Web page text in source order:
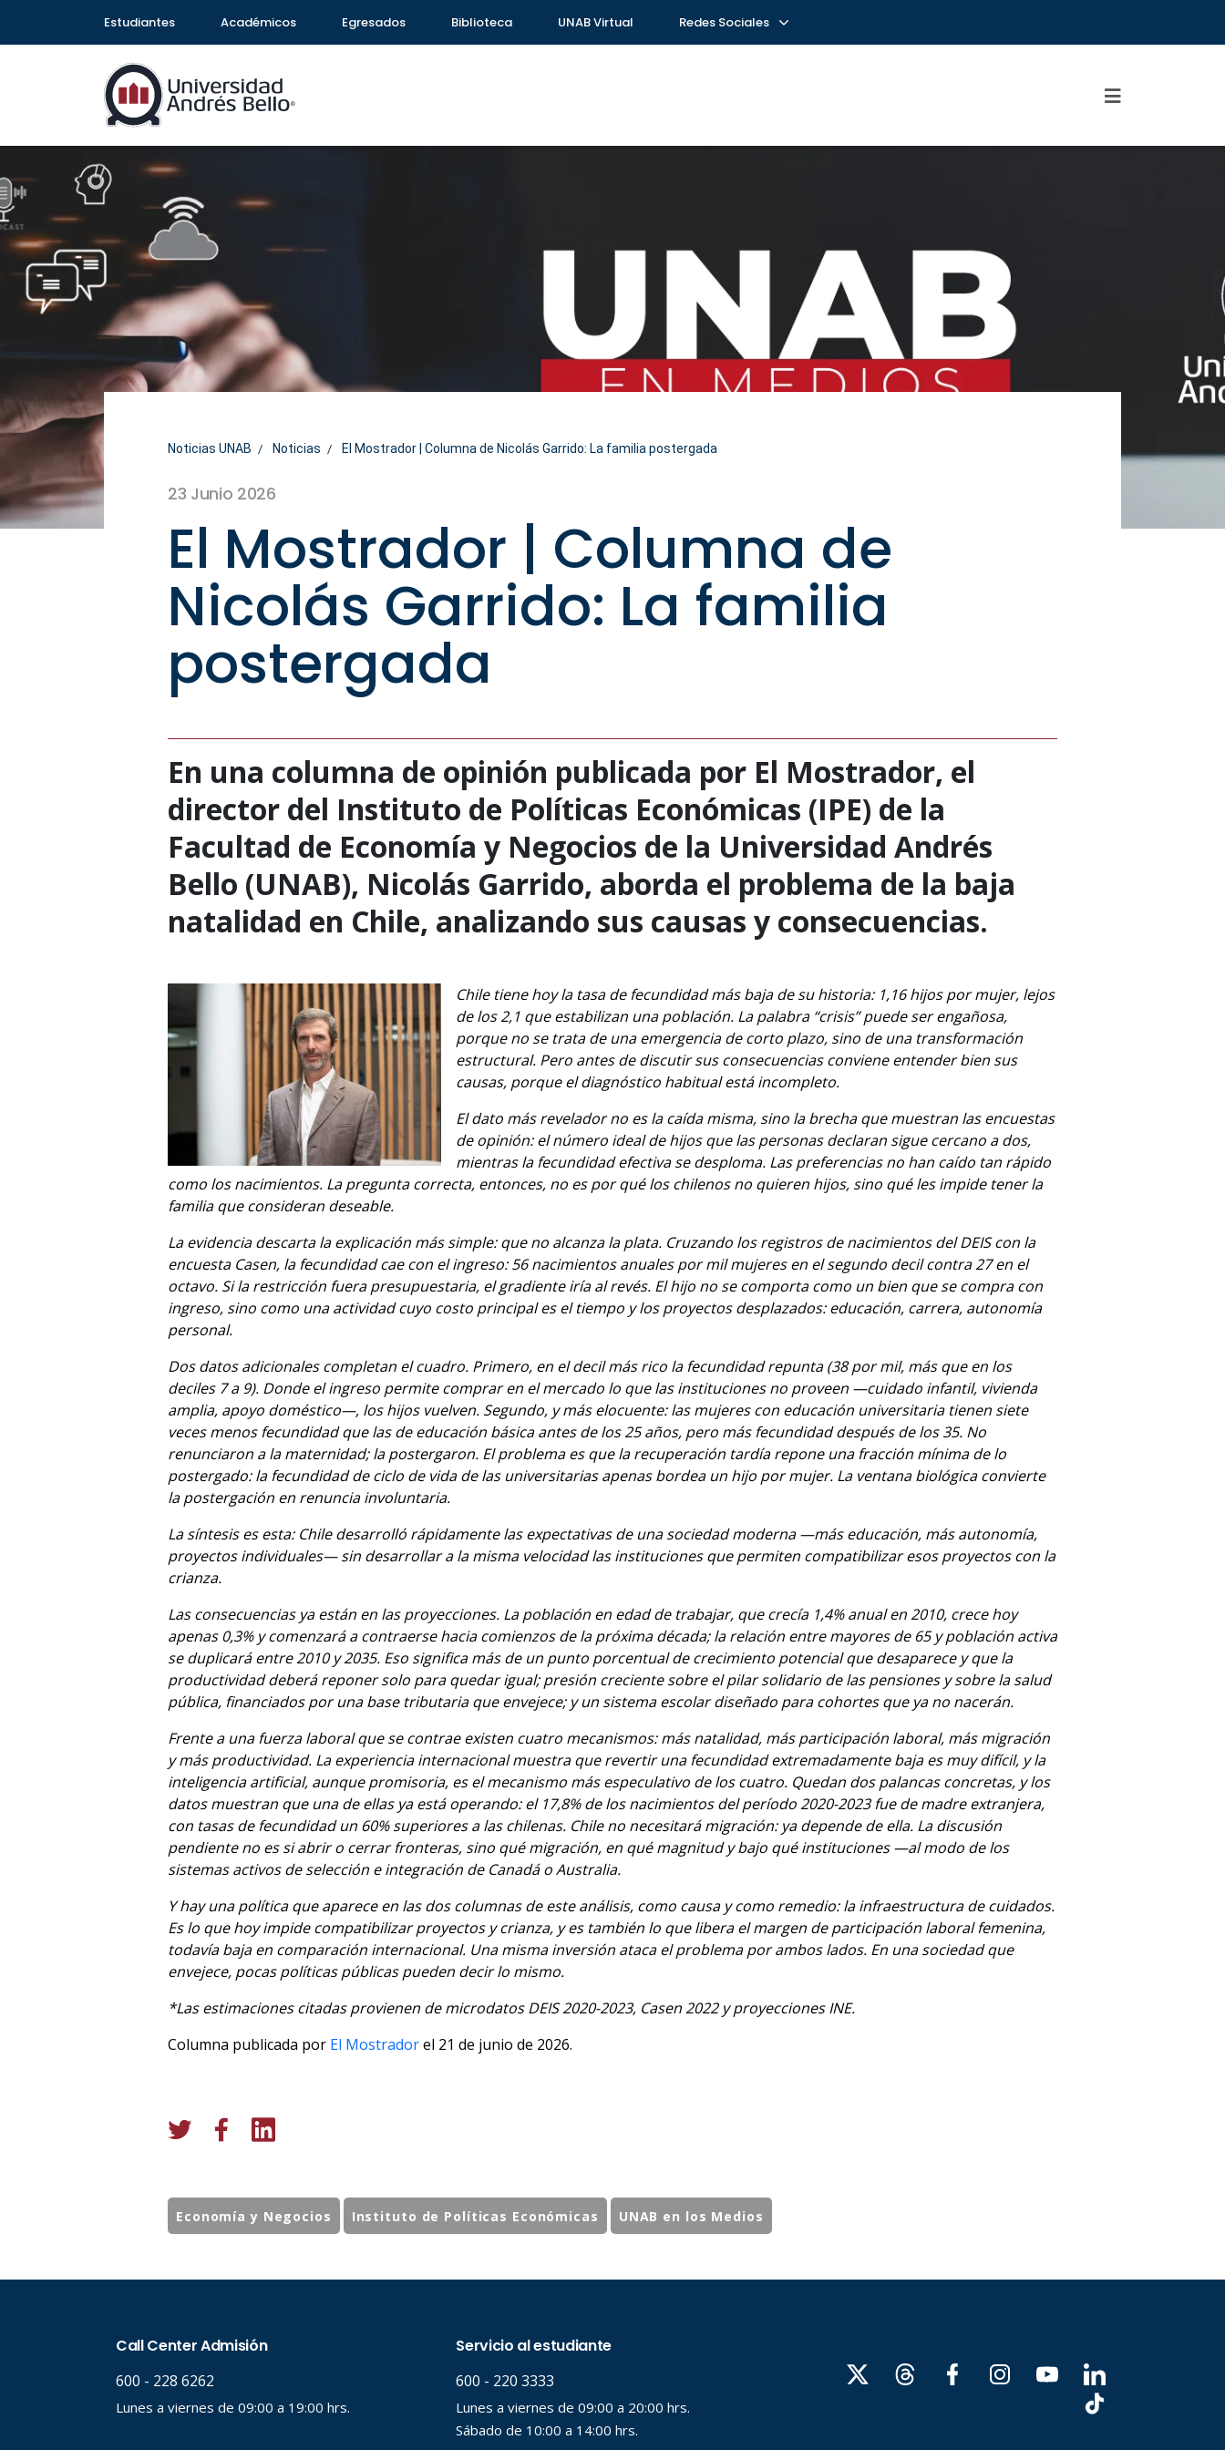
Estudiantes Académicos Egresados Biblioteca UNAB Virtual Redes Sociales
Noticias UNAB Noticias El Mostrador | Columna de Nicolás Garrido: La familia postergada
23 Junio 2026
El Mostrador | Columna de
Nicolás Garrido: La familia
postergada
En una columna de opinión publicada por El Mostrador, el
director del Instituto de Políticas Económicas (IPE) de la
Facultad de Economía y Negocios de la Universidad Andrés
Bello (UNAB), Nicolás Garrido, aborda el problema de la baja
natalidad en Chile, analizando sus causas y consecuencias.
Chile tiene hoy la tasa de fecundidad más baja de su historia: 1,16 hijos por mujer, lejos
de los 2,1 que estabilizan una población. La palabra “crisis” puede ser engañosa,
porque no se trata de una emergencia de corto plazo, sino de una transformación
estructural. Pero antes de discutir sus consecuencias conviene entender bien sus
causas, porque el diagnóstico habitual está incompleto.
El dato más revelador no es la caída misma, sino la brecha que muestran las encuestas
de opinión: el número ideal de hijos que las personas declaran sigue cercano a dos,
mientras la fecundidad efectiva se desploma. Las preferencias no han caído tan rápido
como los nacimientos. La pregunta correcta, entonces, no es por qué los chilenos no quieren hijos, sino qué les impide tener la
familia que consideran deseable.
La evidencia descarta la explicación más simple: que no alcanza la plata. Cruzando los registros de nacimientos del DEIS con la
encuesta Casen, la fecundidad cae con el ingreso: 56 nacimientos anuales por mil mujeres en el segundo decil contra 27 en el
octavo. Si la restricción fuera presupuestaria, el gradiente iría al revés. El hijo no se comporta como un bien que se compra con
ingreso, sino como una actividad cuyo costo principal es el tiempo y los proyectos desplazados: educación, carrera, autonomía
personal.
Dos datos adicionales completan el cuadro. Primero, en el decil más rico la fecundidad repunta (38 por mil, más que en los
deciles 7 a 9). Donde el ingreso permite comprar en el mercado lo que las instituciones no proveen —cuidado infantil, vivienda
amplia, apoyo doméstico—, los hijos vuelven. Segundo, y más elocuente: las mujeres con educación universitaria tienen siete
veces menos fecundidad que las de educación básica antes de los 25 años, pero más fecundidad después de los 35. No
renunciaron a la maternidad; la postergaron. El problema es que la recuperación tardía repone una fracción mínima de lo
postergado: la fecundidad de ciclo de vida de las universitarias apenas bordea un hijo por mujer. La ventana biológica convierte
la postergación en renuncia involuntaria.
La síntesis es esta: Chile desarrolló rápidamente las expectativas de una sociedad moderna —más educación, más autonomía,
proyectos individuales— sin desarrollar a la misma velocidad las instituciones que permiten compatibilizar esos proyectos con la
crianza.
Las consecuencias ya están en las proyecciones. La población en edad de trabajar, que crecía 1,4% anual en 2010, crece hoy
apenas 0,3% y comenzará a contraerse hacia comienzos de la próxima década; la relación entre mayores de 65 y población activa
se duplicará entre 2010 y 2035. Eso significa más de un punto porcentual de crecimiento potencial que desaparece y que la
productividad deberá reponer solo para quedar igual; presión creciente sobre el pilar solidario de las pensiones y sobre la salud
pública, financiados por una base tributaria que envejece; y un sistema escolar diseñado para cohortes que ya no nacerán.
Frente a una fuerza laboral que se contrae existen cuatro mecanismos: más natalidad, más participación laboral, más migración
y más productividad. La experiencia internacional muestra que revertir una fecundidad extremadamente baja es muy difícil, y la
inteligencia artificial, aunque promisoria, es el mecanismo más especulativo de los cuatro. Quedan dos palancas concretas, y los
datos muestran que una de ellas ya está operando: el 17,8% de los nacimientos del período 2020-2023 fue de madre extranjera,
con tasas de fecundidad un 60% superiores a las chilenas. Chile no necesitará migración: ya depende de ella. La discusión
pendiente no es si abrir o cerrar fronteras, sino qué migración, en qué magnitud y bajo qué instituciones —al modo de los
sistemas activos de selección e integración de Canadá o Australia.
Y hay una política que aparece en las dos columnas de este análisis, como causa y como remedio: la infraestructura de cuidados.
Es lo que hoy impide compatibilizar proyectos y crianza, y es también lo que libera el margen de participación laboral femenina,
todavía baja en comparación internacional. Una misma inversión ataca el problema por ambos lados. En una sociedad que
envejece, pocas políticas públicas pueden decir lo mismo.
*Las estimaciones citadas provienen de microdatos DEIS 2020-2023, Casen 2022 y proyecciones INE.
Columna publicada por El Mostradorel 21 de junio de 2026.
Economía y Negocios Instituto de Políticas Económicas UNAB en los Medios